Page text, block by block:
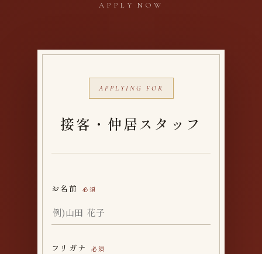
APPLY NOW
APPLYING FOR
接客・仲居スタッフ
お名前 必須
フリガナ 必須